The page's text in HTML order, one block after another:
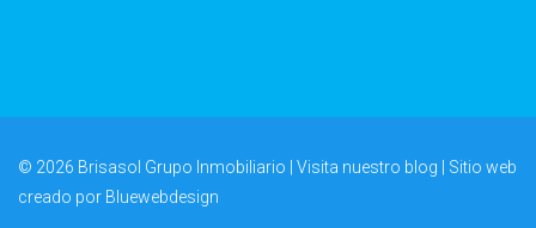
© 2026 Brisasol Grupo Inmobiliario | Visita nuestro blog | Sitio web
creado por Bluewebdesign